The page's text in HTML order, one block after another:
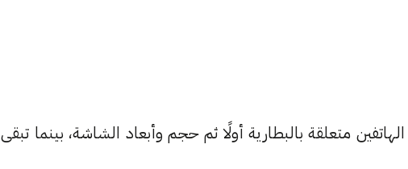
متعلقة بالبطارية أولًا ثم حجم وأبعاد الشاشة، بينما تبقى